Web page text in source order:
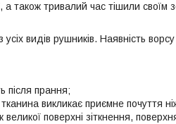
також тривалий час тішили своїм
видів рушників. Наявність
після прання;
викликає приємне почуття
великої поверхні зіткнення,